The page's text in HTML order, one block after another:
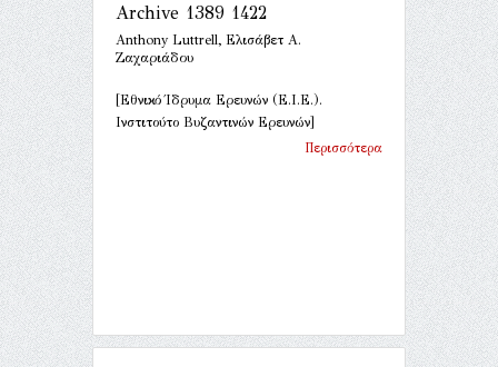
Archive 1389 1422
Anthony Luttrell, Ελισάβετ Α.
Ζαχαριάδου
[Εθνικό Ίδρυμα Ερευνών (Ε.Ι.Ε.).
Ινστιτούτο Βυζαντινών Ερευνών]
Περισσότερα